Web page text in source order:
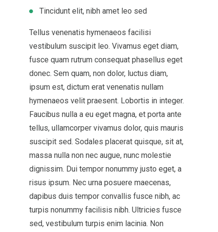
Tincidunt elit, nibh amet leo sed
Tellus venenatis hymenaeos facilisi
vestibulum suscipit leo. Vivamus eget diam,
fusce quam rutrum consequat phasellus eget
donec. Sem quam, non dolor, luctus diam,
ipsum est, dictum erat venenatis nullam
hymenaeos velit praesent. Lobortis in integer.
Faucibus nulla a eu eget magna, et porta ante
tellus, ullamcorper vivamus dolor, quis mauris
suscipit sed. Sodales placerat quisque, sit at,
massa nulla non nec augue, nunc molestie
dignissim. Dui tempor nonummy justo eget, a
risus ipsum. Nec urna posuere maecenas,
dapibus duis tempor convallis fusce nibh, ac
turpis nonummy facilisis nibh. Ultricies fusce
sed, vestibulum turpis enim lacinia. Non